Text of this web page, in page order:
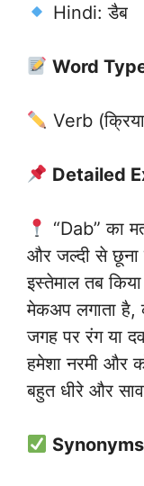
Hindi: डैब
Word
Verb
Detailed
“Dab” का
और जल्दी से छूना
इस्तेमाल तब
मेकअप लगाता है,
जगह पर रंग या
हमेशा नरमी और
बहुत धीरे और
Synonyms